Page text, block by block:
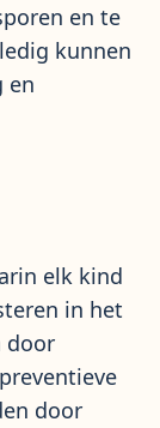
en te
kunnen
en
elk kind
in het
door
door